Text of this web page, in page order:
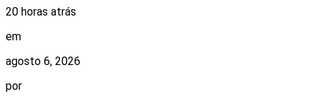
20 horas atrás
em
agosto 6, 2026
por